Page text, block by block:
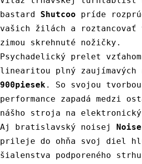
bastard
Shutcoo príde
vašich
žilách a roztancovať
zimou
skrehnuté nožičky .
Psychadelický
prelet vzťahom
linearitou
plný zaujímavých
900piesek. So svojou tvorbou
performance
zapadá medzi
nášho
stroja na elektronický
Aj
bratislavský noisej Noise
prileje
do ohňa svoj diel
šialenstva
podporeného